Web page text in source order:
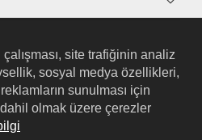
site trafiğinin analiz
sosyal medya özellikleri,
sunulması için
olmak üzere çerezler